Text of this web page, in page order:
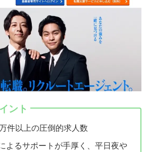
ント
件以上の圧倒的求人数
よるサポートが手厚く、平日夜や